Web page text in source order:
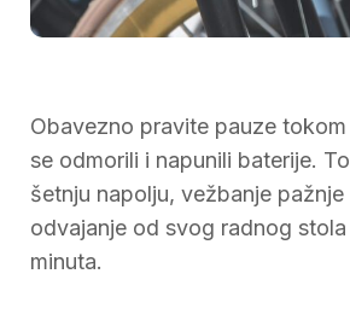
Obavezno pravite pauze
se odmorili i napunili baterije.
šetnju napolju, vežbanje
odvajanje od svog radnog
minuta.